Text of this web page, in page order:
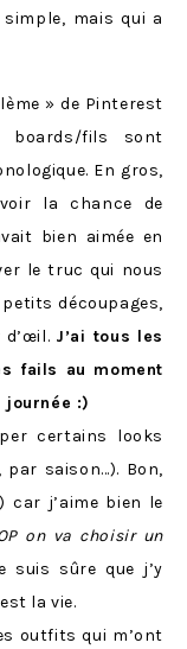
simple, mais qui a
» de Pinterest
boards/fils sont
En gros,
la chance de
bien aimée en
le truc qui nous
découpages,
J’ai tous les
fails au moment
:)
certains looks
saison…). Bon,
car j’aime bien le
on va choisir un
suis sûre que j’y
la vie.
outfits qui m’ont